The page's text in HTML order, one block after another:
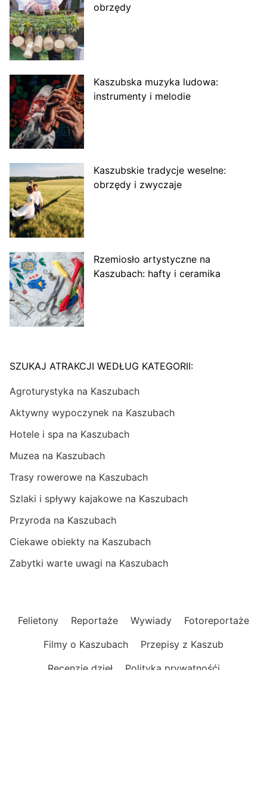
obrzędy
Kaszubska muzyka ludowa:
instrumenty i melodie
Kaszubskie tradycje weselne:
obrzędy i zwyczaje
Rzemiosło artystyczne na
Kaszubach: hafty i ceramika
SZUKAJ ATRAKCJI WEDŁUG KATEGORII:
Agroturystyka na Kaszubach
Aktywny wypoczynek na Kaszubach
Hotele i spa na Kaszubach
Muzea na Kaszubach
Trasy rowerowe na Kaszubach
Szlaki i spływy kajakowe na Kaszubach
Przyroda na Kaszubach
Ciekawe obiekty na Kaszubach
Zabytki warte uwagi na Kaszubach
Felietony Reportaże Wywiady
Fotoreportaże
Filmy o Kaszubach
Przepisy z Kaszub
Recenzje dzieł
Polityka prywatnośći